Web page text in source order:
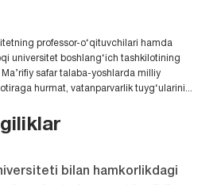
professor-o‘qituvchilari hamda
universitet boshlang‘ich tashkilotining
safar talaba-yoshlarda milliy
hurmat, vatanparvarlik tuyg‘ularini...
bilan hamkorlikdagi